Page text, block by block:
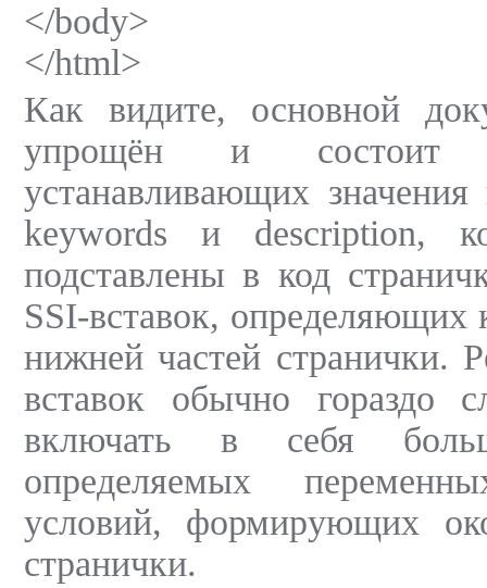
</body>
</html>
Как видите, основной
упрощён и состоит
устанавливающих
keywords и description,
подставлены в код
SSI-вставок, определяющих
нижней частей странички.
вставок обычно гораздо
включать в себя
определяемых
условий, формирующих
странички.